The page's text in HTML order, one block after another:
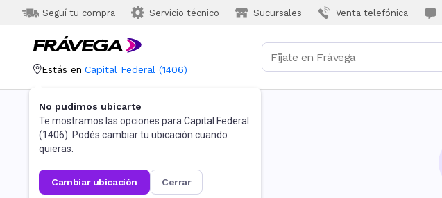
Seguí tu compra Servicio técnico Sucursales Venta telefónica
Estás en Capital Federal (1406)
No pudimos ubicarte
Te mostramos las opciones para Capital Federal
(1406). Podés cambiar tu ubicación cuando
quieras.
cambiar ubicación cerrar